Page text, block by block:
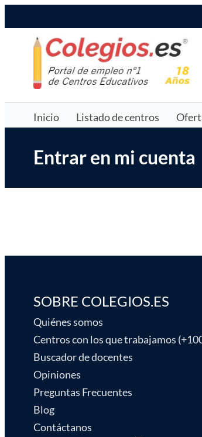
contenido
Colegios.es
Inicio Listado de centros
Entrar en mi cuenta
SOBRE COLEGIOS.ES
Quiénes somos
Centros con los que trabajamos
Buscador de docentes
Opiniones
Preguntas Frecuentes
Blog
Contáctanos